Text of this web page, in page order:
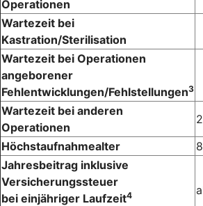
Operationen
Wartezeit bei
Kastration/Sterilisation
Wartezeit bei Operationen
angeborener
Fehlentwicklungen/Fehlstellungen3
Wartezeit bei anderen
Operationen
Höchstaufnahmealter
Jahresbeitrag inklusive
Versicherungssteuer
bei einjähriger Laufzeit4